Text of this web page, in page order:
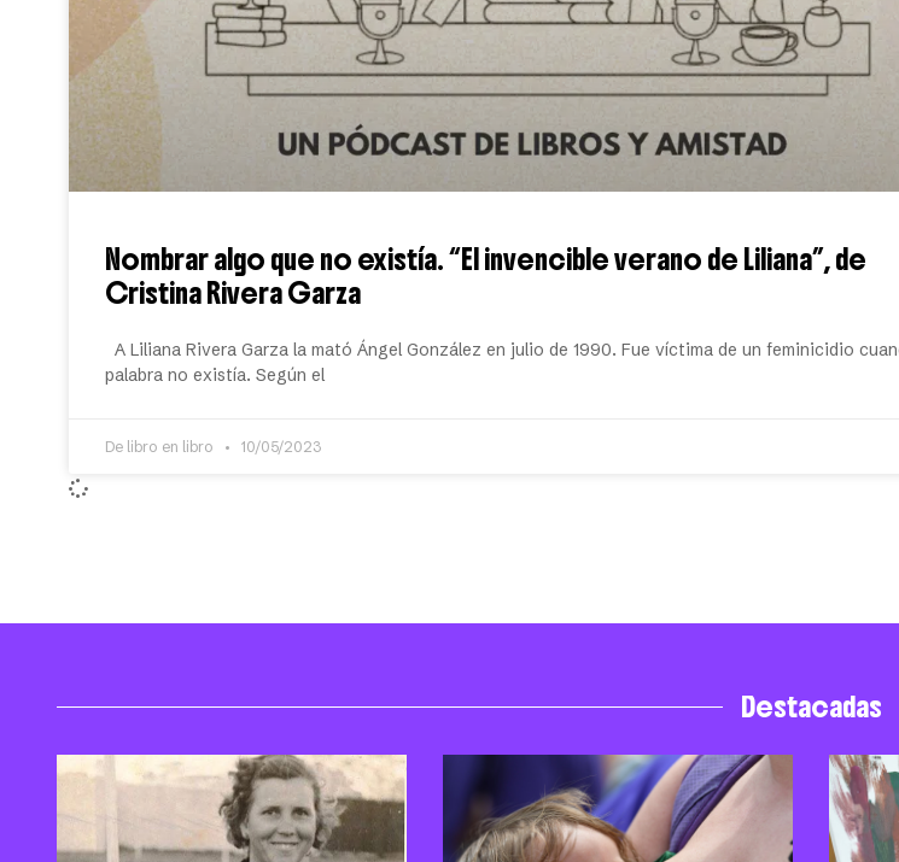
Nombrar algo que no existía. “El invencible verano de Liliana”, de
Cristina Rivera Garza
A Liliana Rivera Garza la mató Ángel González en julio de 1990. Fue víctima de un feminicidio
palabra no existía. Según el
De libro en libro 10/05/2023
Destacadas